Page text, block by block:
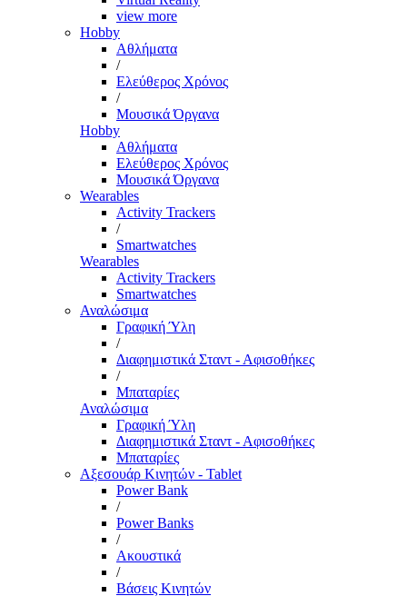
view more
Hobby
Αθλήματα
/
Ελεύθερος Χρόνος
/
Μουσικά Όργανα
Hobby
Αθλήματα
Ελεύθερος Χρόνος
Μουσικά Όργανα
Wearables
Activity Trackers
/
Smartwatches
Wearables
Activity Trackers
Smartwatches
Αναλώσιμα
Γραφική Ύλη
/
Διαφημιστικά Σταντ - Αφισοθήκες
/
Μπαταρίες
Αναλώσιμα
Γραφική Ύλη
Διαφημιστικά Σταντ - Αφισοθήκες
Μπαταρίες
Αξεσουάρ Κινητών - Tablet
Power Bank
/
Power Banks
/
Ακουστικά
/
Βάσεις Κινητών